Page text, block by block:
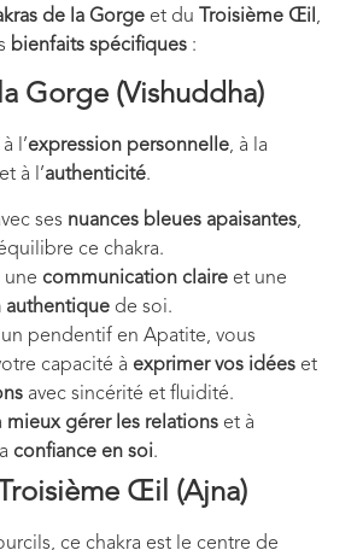
de la Gorge et du Troisième Œil,
bienfaits spécifiques :
Gorge (Vishuddha)
l’expression personnelle, à la
et à l’authenticité.
ses nuances bleues apaisantes,
ce chakra.
une communication claire et une
authentique de soi.
pendentif en Apatite, vous
capacité à exprimer vos idées et
avec sincérité et fluidité.
mieux gérer les relations et à
confiance en soi.
Œil (Ajna)
ce chakra est le centre de